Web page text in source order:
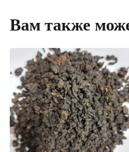
Вам также